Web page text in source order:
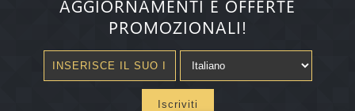
AGGIORNAMENTI E OFFERTE
PROMOZIONALI!
Iscriviti